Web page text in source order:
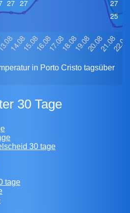
in Porto Cristo tagsüber
30 Tage
30 tage
tage